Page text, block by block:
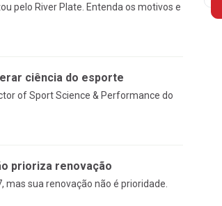
pelo River Plate. Entenda os motivos e
ciência do esporte
of Sport Science & Performance do
prioriza renovação
sua renovação não é prioridade.